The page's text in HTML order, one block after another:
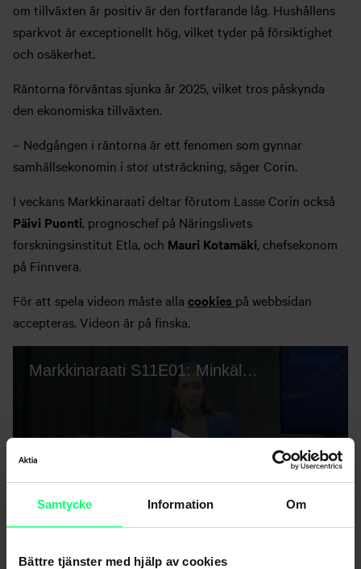
Samtycke Information Om
Bättre tjänster med hjälp av cookies
om tillväxten är positiv är den fortfarande låg. Hushållens
sparkvot är exceptionellt hög, vilket tyder på försiktighet
och osäkerhet.
Räntorna förväntas sjunka år 2025, vilket tros påskynda
den ekonomiska tillväxten.
– Nedgången i räntorna är ett fenomen som gynnar
samhällsekonomin i stor utsträckning, säger Corin.
I veckans Markkinaraati deltar förutom Lasse Corin också
Päivi Puonti, prognoschef på Näringslivets
forskningsinstitut Etla, och Mauri Kotamäki, chefsekonom
på Finnvera.
För att spela videon måste alla cookies på webbsidan
accepteras. Videon är på finska.